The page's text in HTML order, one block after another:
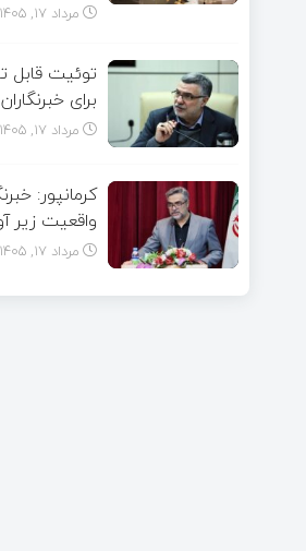
مرداد ۱۷, ۱۴۰۵
توئیت قابل
برای خبرنگاران
مرداد ۱۷, ۱۴۰۵
کرمانپور:
واقعیت زیر
مرداد ۱۷, ۱۴۰۵